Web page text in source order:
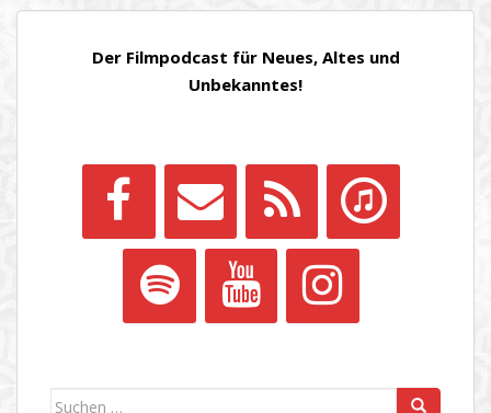
BEITRÄGE
Der Filmpodcast für Neues, Altes und
Unbekanntes!
Suchen